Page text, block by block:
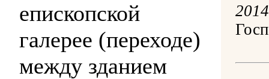
епископской
галерее (переходе)
между зданием
2014